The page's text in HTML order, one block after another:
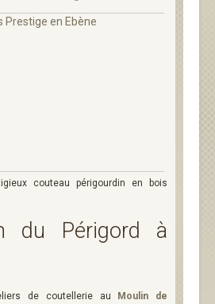
couteau périgourdin en bois
du Périgord à
de coutellerie au
Moulin de